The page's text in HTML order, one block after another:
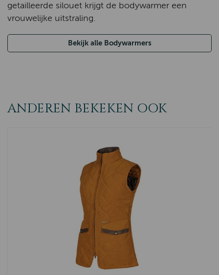
getailleerde silouet krijgt de bodywarmer een
vrouwelijke uitstraling.
Bekijk alle Bodywarmers
ANDEREN BEKEKEN OOK